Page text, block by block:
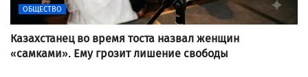
ОБЩЕСТВО
Казахстанец во время тоста назвал женщин
«самками». Ему грозит лишение свободы